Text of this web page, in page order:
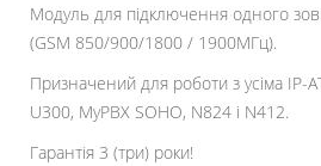
Модуль для підключення одного
(GSM 850/900/1800 / 1900МГц).
Призначений для роботи з усіма IP-
U300, MyPBX SOHO, N824 і N412.
Гарантія 3 (три) роки!